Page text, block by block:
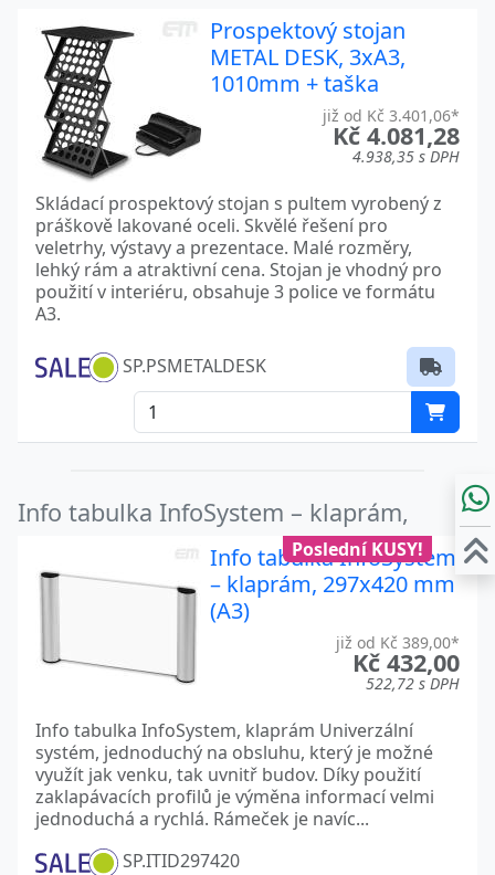
Prospektový stojan
METAL DESK, 3xA3,
1010mm + taška
již od Kč 3.401,06*
Kč 4.081,28
4.938,35 s DPH
Skládací prospektový stojan s pultem vyrobený z
práškově lakované oceli. Skvělé řešení pro
veletrhy, výstavy a prezentace. Malé rozměry,
lehký rám a atraktivní cena. Stojan je vhodný pro
použití v interiéru, obsahuje 3 police ve formátu
A3.
SP.PSMETALDESK
Info tabulka InfoSystem – klaprám,
Poslední KUSY!
Info tabulka InfoSystem
– klaprám, 297x420 mm
(A3)
již od Kč 389,00*
Kč 432,00
522,72 s DPH
Info tabulka InfoSystem, klaprám Univerzální
systém, jednoduchý na obsluhu, který je možné
využít jak venku, tak uvnitř budov. Díky použití
zaklapávacích profilů je výměna informací velmi
jednoduchá a rychlá. Rámeček je navíc...
SP.ITID297420